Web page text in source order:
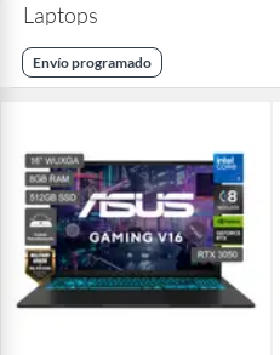
Laptops
Envío programado